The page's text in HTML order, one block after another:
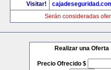
Visitar!
Serán consideradas
Realizar una Oferta
Precio Ofrecido $